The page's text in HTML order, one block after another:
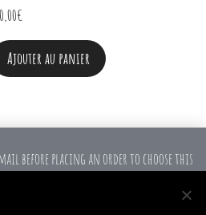
before placing an order to choose this
€
Ajouter au panier